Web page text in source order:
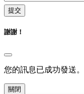
提交
謝謝！
您的訊息已成功發送
關閉